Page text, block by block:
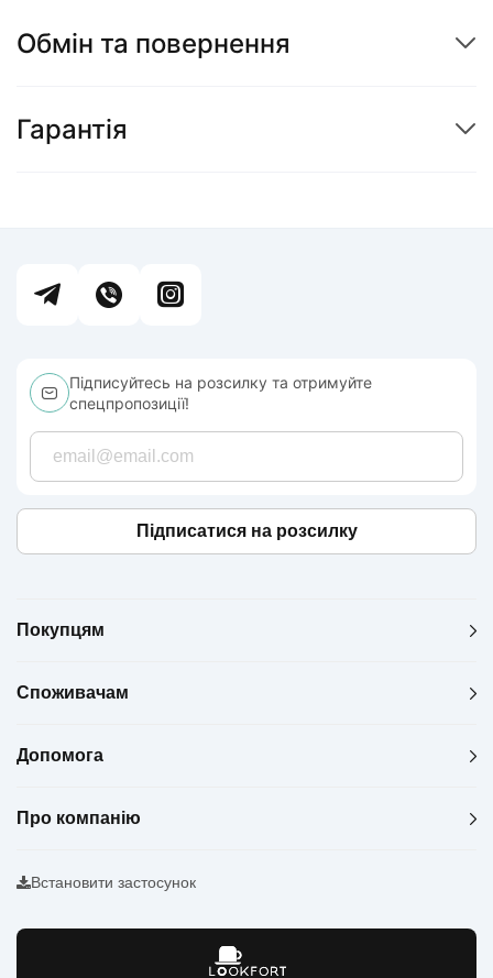
Обмін та повернення
Гарантія
Підписуйтесь на розсилку та отримуйте
спецпропозиції!
Підписатися на розсилку
Покупцям
Споживачам
Допомога
Про компанію
Встановити застосунок